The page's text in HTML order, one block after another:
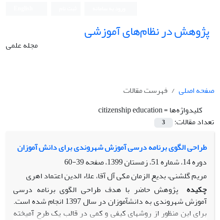
پژوهش در نظام‌های آموزشی
مجله علمی
صفحه اصلی
فهرست مقالات
کلیدواژه‌ها =citizenship education
تعداد مقالات:
3
طراحی الگوی برنامه درسی آموزش شهروندی برای دانش ‏آموزان
دوره 14، شماره 51، زمستان 1399، صفحه
39-60
مریم گلشنی، بدیع الزمان مکی آل آقا، علاء الدین اعتماد اهری
چکیده پژوهش حاضر با هدف طراحی الگوی برنامه درسی
آموزش شهروندی به دانش‏آموزان در سال 1397 انجام شده است.
برای این منظور از روش‏های کیفی و کمی در قالب یک طرح آمیخته